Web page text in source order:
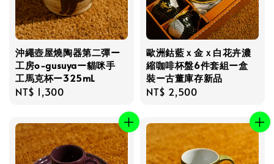
沖繩壺屋燒陶器第二彈ー
工房o-gusuyaー貓咪手
工馬克杯ー325mL
Regular
NT$ 1,300
歐洲鈷藍ｘ金ｘ白花卉濃
縮咖啡杯盤6件套組ー盒
裝ー古董庫存新品
Regular
NT$ 2,500